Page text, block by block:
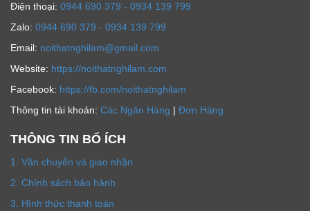
Ðiện thoại: 0944 690 379 - 0934 139 799
Zalo: 0944 690 379 - 0934 139 799
Email: noithatnghilam@gmail.com
Website: https://noithatnghilam.com
Facebook: https://fb.com/noithatnghilam
Thông tin tài khoản: Các Ngân Hàng | Đơn Hàng
THÔNG TIN BỔ ÍCH
1. Vận chuyển và giao nhận
2. Chính sách bảo hành
3. Hình thức thanh toán